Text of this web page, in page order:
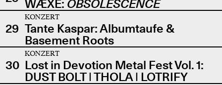
WÆXE: OBSOLESCENCE
29
KONZERT
Tante Kaspar: Albumtaufe &
Basement Roots
30
KONZERT
Lost in Devotion Metal Fest Vol. 1:
DUST BOLT | THOLA | LOTRIFY